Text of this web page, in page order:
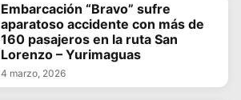
Embarcación “Bravo” sufre
aparatoso accidente con más de
160 pasajeros en la ruta San
Lorenzo – Yurimaguas
4 marzo, 2026